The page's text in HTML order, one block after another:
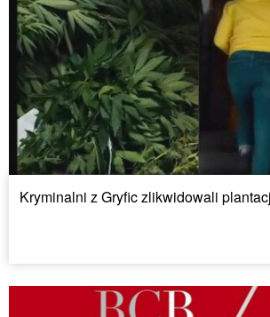
Kryminalni z Gryfic zlikwidowali